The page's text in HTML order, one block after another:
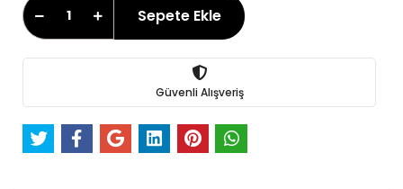
Sepete Ekle
Güvenli Alışveriş